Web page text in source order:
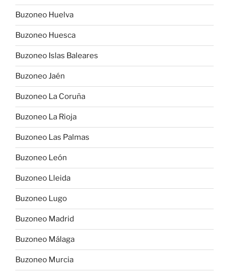
Buzoneo Huelva
Buzoneo Huesca
Buzoneo Islas Baleares
Buzoneo Jaén
Buzoneo La Coruña
Buzoneo La Rioja
Buzoneo Las Palmas
Buzoneo León
Buzoneo Lleida
Buzoneo Lugo
Buzoneo Madrid
Buzoneo Málaga
Buzoneo Murcia